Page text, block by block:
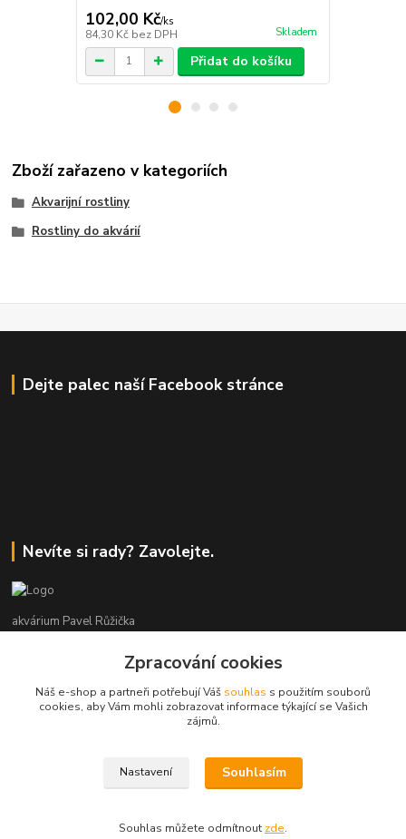
102,00 Kč/ks
84,30 Kč bez DPH Skladem
Přidat do košíku
Zboží zařazeno v kategoriích
Akvarijní rostliny
Rostliny do akvárií
Dejte palec naší Facebook stránce
Nevíte si rady? Zavolejte.
akvárium Pavel Růžička
+420 602 118 290
9:00 až 16:00 v pracovní dny
akvárium Růžička 2011 - 2026
Zpracování cookies
Náš e-shop a partneři potřebují Váš souhlas s použitím souborů
cookies, aby Vám mohli zobrazovat informace týkající se Vašich
zájmů.
Nastavení Souhlasím
Souhlas můžete odmítnout zde.